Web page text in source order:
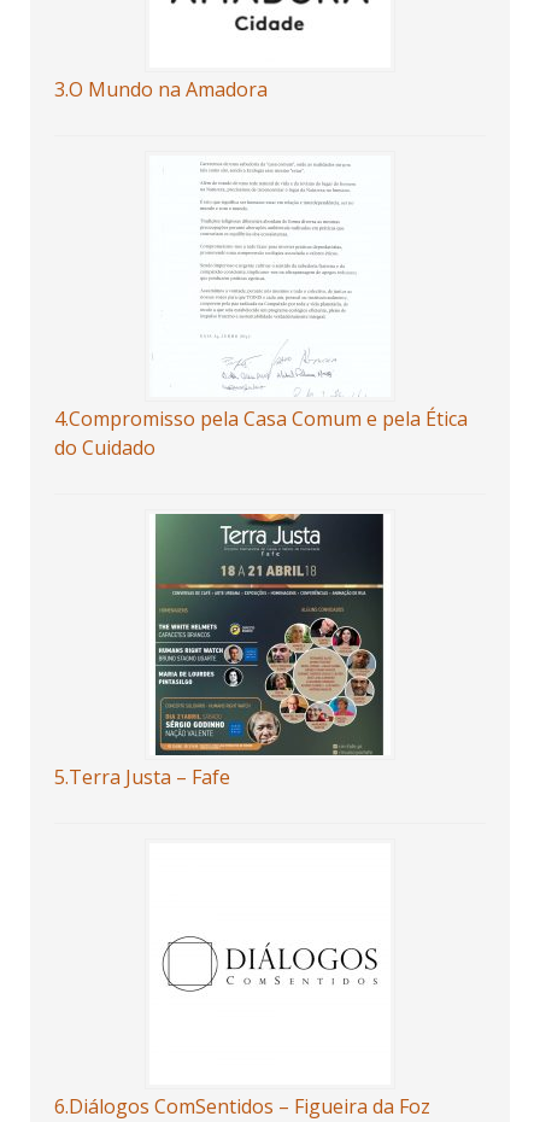
3.O Mundo na Amadora
4.Compromisso pela Casa Comum e pela Ética
do Cuidado
5.Terra Justa – Fafe
6.Diálogos ComSentidos – Figueira da Foz